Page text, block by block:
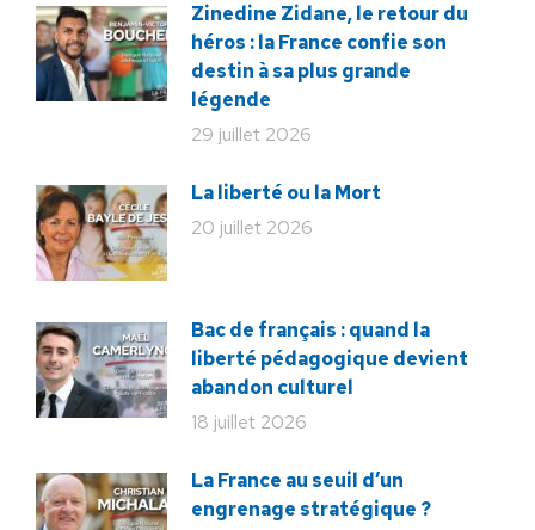
Zinedine Zidane, le retour du
héros : la France confie son
destin à sa plus grande
légende
29 juillet 2026
La liberté ou la Mort
20 juillet 2026
Bac de français : quand la
liberté pédagogique devient
abandon culturel
18 juillet 2026
La France au seuil d’un
engrenage stratégique ?